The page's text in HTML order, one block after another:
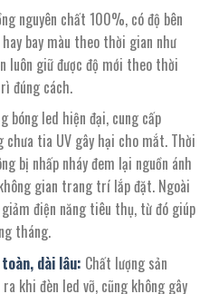
nguyên chất 100%, có độ bên
bay màu theo thời gian như
luôn giữ được độ mới theo thời
đúng cách.
bóng led hiện đại, cung cấp
chưa tia UV gây hại cho mắt. Thời
bị nhấp nháy đem lại nguồn ánh
gian trang trí lắp đặt. Ngoài
điện năng tiêu thụ, từ đó giúp
tháng.
dài lâu: Chất lượng sản
khi đèn led vỡ, cũng không gây